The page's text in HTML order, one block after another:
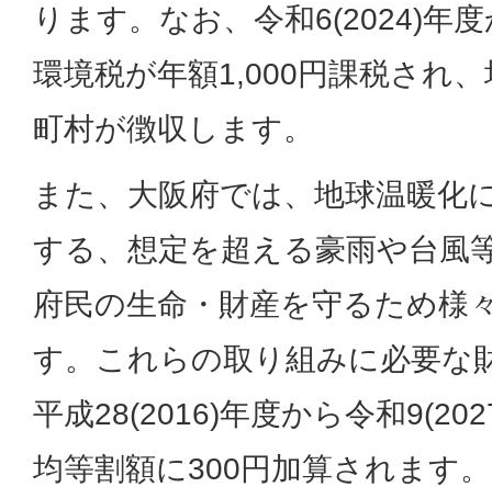
ります。なお、令和6(2024)年
環境税が年額1,000円課税され
町村が徴収します。
また、大阪府では、地球温暖化
する、想定を超える豪雨や台風
府民の生命・財産を守るため様
す。これらの取り組みに必要な
平成28(2016)年度から令和
均等割額に300円加算されます。